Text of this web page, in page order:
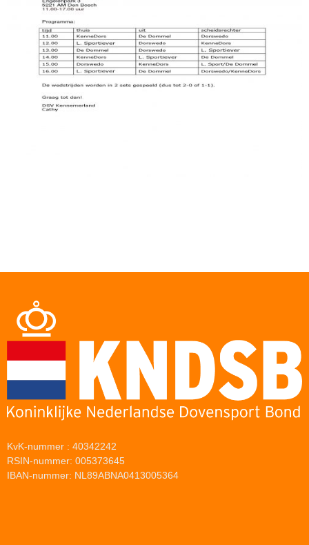
KvK-nummer : 40342242
RSIN-nummer: 005373645
IBAN-nummer: NL89ABNA0413005364